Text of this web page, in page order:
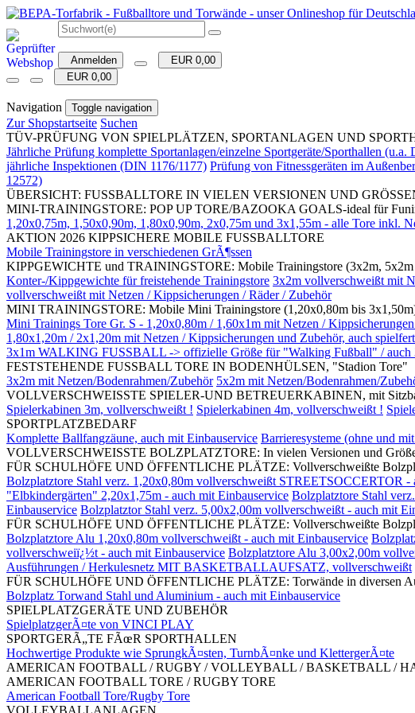
Anmelden
EUR 0,00
EUR 0,00
Navigation Toggle navigation
Zur Shopstartseite Suchen
TÜV-PRÜFUNG VON SPIELPLÄTZEN, SPORTANLAGEN UND
Jährliche Prüfung komplette Sportanlagen/einzelne Sportgeräte/Sporthallen
jährliche Inspektionen (DIN 1176/1177) Prüfung von Fitnessgeräten im
12572)
ÜBERSICHT: FUSSBALLTORE IN VIELEN VERSIONEN UND
MINI-TRAININGSTORE: POP UP TORE/BAZOOKA GOALS-ideal für
1,20x0,75m, 1,50x0,90m, 1,80x0,90m, 2x0,75m und 3x1,55m - alle Tore inkl.
AKTION 2026 KIPPSICHERE MOBILE FUSSBALLTORE
Mobile Trainingstore in verschiedenen GrÃ¶ssen
KIPPGEWICHTE und TRAININGSTORE: Mobile Trainingstore (3x2m,
Konter-/Kippgewichte für freistehende Trainingstore 3x2m vollverschweißt mit
vollverschweißt mit Netzen / Kippsicherungen / Räder / Zubehör
MINI TRAININGSTORE: Mobile Mini Trainingstore (1,20x0,80m bis
Mini Trainings Tore Gr. S - 1,20x0,80m / 1,60x1m mit Netzen /
1,80x1,20m / 2x1,20m mit Netzen / Kippsicherungen und Zubehör, auch
3x1m WALKING FUSSBALL -> offizielle Größe für "Walking Fußball" / auch
FESTSTEHENDE FUSSBALL TORE IN BODENHÜLSEN, "Stadion Tore"
3x2m mit Netzen/Bodenrahmen/Zubehör 5x2m mit Netzen/Bodenrahmen/
VOLLVERSCHWEISSTE SPIELER-UND BETREUERKABINEN, mit
Spielerkabinen 3m, vollverschweißt ! Spielerkabinen 4m, vollverschweißt !
SPORTPLATZBEDARF
Komplette Ballfangzäune, auch mit Einbauservice Barrieresysteme (ohne und
VOLLVERSCHWEISSTE BOLZPLATZTORE: In vielen Versionen und
FÜR SCHULHÖFE UND ÖFFENTLICHE PLÄTZE: Vollverschweißte
Bolzplatztore Stahl verz. 1,20x0,80m vollverschweißt STREETSOCCERTOR -
"Elbkindergärten" 2,20x1,75m - auch mit Einbauservice Bolzplatztore Stahl
Einbauservice Bolzplatztor Stahl verz. 5,00x2,00m vollverschweißt - auch mit
FÜR SCHULHÖFE UND ÖFFENTLICHE PLÄTZE: Vollverschweißte
Bolzplatztore Alu 1,20x0,80m vollverschweißt - auch mit Einbauservice
vollverschweiï¿½t - auch mit Einbauservice Bolzplatztore Alu 3,00x2,00m
Ausführungen / Herkulesnetz MIT BASKETBALLAUFSATZ, vollverschweißt
FÜR SCHULHÖFE UND ÖFFENTLICHE PLÄTZE: Torwände in diversen
Bolzplatz Torwand Stahl und Aluminium - auch mit Einbauservice
SPIELPLATZGERÄTE UND ZUBEHÖR
SpielplatzgerÃ¤te von VINCI PLAY
SPORTGERÃ„TE FÃœR SPORTHALLEN
Hochwertige Produkte wie SprungkÃ¤sten, TurnbÃ¤nke und KlettergerÃ¤te
AMERICAN FOOTBALL / RUGBY / VOLLEYBALL / BASKETBALL /
AMERICAN FOOTBALL TORE / RUGBY TORE
American Football Tore/Rugby Tore
VOLLEYBALLANLAGEN